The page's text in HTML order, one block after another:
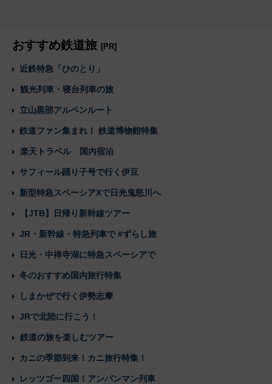
おすすめ鉄道旅 [PR]
近鉄特急「ひのとり」
観光列車・寝台列車の旅
立山黒部アルペンルート
鉄道ファン集まれ！ 鉄道博物館特集
楽天トラベル 国内宿泊
サフィール踊り子号で行く伊豆
新型特急スペーシアXで日光鬼怒川へ
【JTB】日帰り新幹線ツアー
JR・新幹線・特急列車で #ずらし旅
日光・中禅寺湖に特急スペーシアで
冬のおすすめ国内旅行特集
しまかぜで行く伊勢志摩
JRで北陸に行こう！
鉄道の旅を楽しむツアー
カニの季節到来！カニ旅行特集！
レッツゴー四国！アンパンマン列車